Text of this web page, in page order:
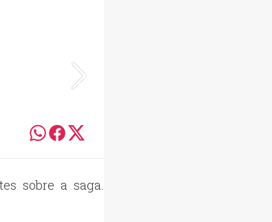
sobre a saga.